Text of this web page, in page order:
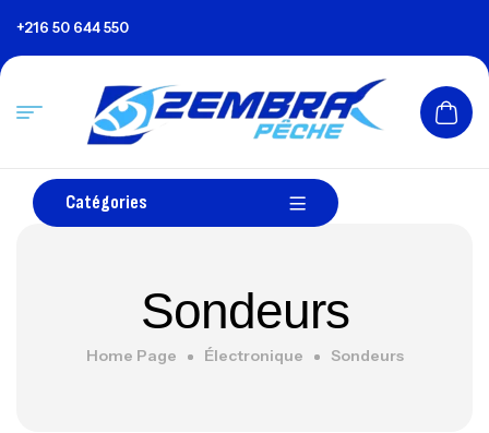
+216 50 644 550
Catégories
Sondeurs
Home Page Électronique Sondeurs